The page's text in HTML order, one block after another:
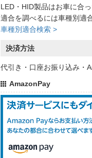
LED・HID製品はお車に合
適合を調べるには車種別適
車種別適合検索 >
決済方法
代引き・口座お振り込み・
AmazonPay